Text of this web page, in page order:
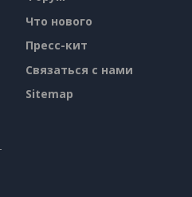
Что нового
Пресс-кит
Связаться с нами
Sitemap